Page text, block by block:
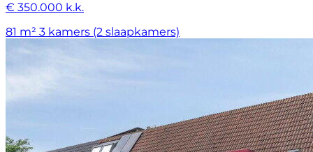
€ 350.000 k.k.
81 m² 3 kamers (2 slaapkamers)